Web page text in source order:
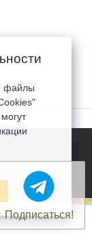
© 2007-2026
Подписаться!
файлы